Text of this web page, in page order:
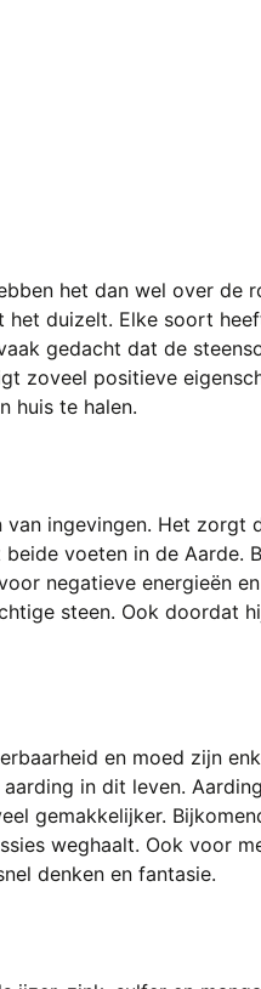
het dan wel over de
het duizelt. Elke soort
gedacht dat de
zoveel positieve
huis te halen.
ingevingen. Het zorgt
voeten in de Aarde.
negatieve energieën
steen. Ook doordat
en moed zijn
in dit leven.
gemakkelijker.
weghaalt. Ook voor
denken en fantasie.